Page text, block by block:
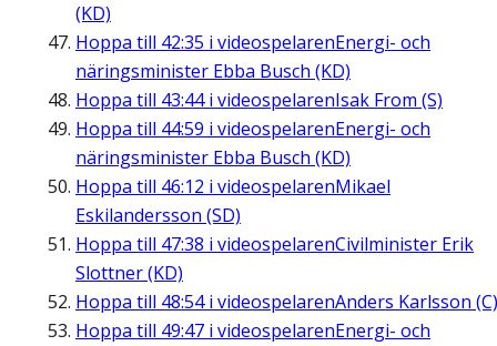
(KD)
Hoppa till 42:35 i videospelarenEnergi- och
näringsminister Ebba Busch (KD)
Hoppa till 43:44i videospelarenIsak From (S)
Hoppa till 44:59 i videospelarenEnergi- och
näringsminister Ebba Busch (KD)
Hoppa till 46:12 i videospelarenMikael
Eskilandersson (SD)
Hoppa till 47:38 i videospelarenCivilminister Erik
Slottner (KD)
Hoppa till 48:54i videospelarenAnders Karlsson (C)
Hoppa till 49:47 i videospelarenEnergi- och